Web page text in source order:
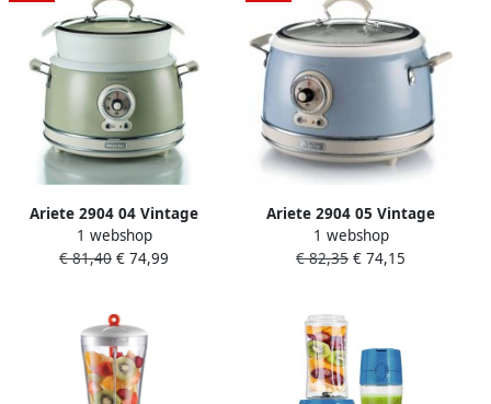
Ariete 2904 04 Vintage
Slowcooker & XL Rijstkoker
totaal 3.5 Liter inhoud 700
1 webshop
€ 81,40 € 74,99
Ariete 2904 05 Vintage
Slowcooker & XL Rijstkoker
totaal 3.5 Liter inhoud 700
1 webshop
€ 82,35 € 74,15